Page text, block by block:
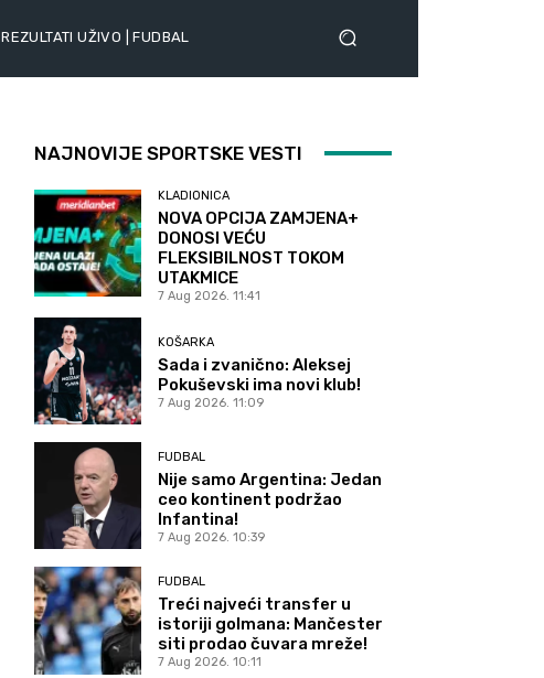
REZULTATI UŽIVO | FUDBAL
NAJNOVIJE SPORTSKE VESTI
KLADIONICA
NOVA OPCIJA ZAMJENA+
DONOSI VEĆU
FLEKSIBILNOST TOKOM
UTAKMICE
7 Aug 2026. 11:41
KOŠARKA
Sada i zvanično: Aleksej
Pokuševski ima novi klub!
7 Aug 2026. 11:09
FUDBAL
Nije samo Argentina: Jedan
ceo kontinent podržao
Infantina!
7 Aug 2026. 10:39
FUDBAL
Treći najveći transfer u
istoriji golmana: Mančester
siti prodao čuvara mreže!
7 Aug 2026. 10:11